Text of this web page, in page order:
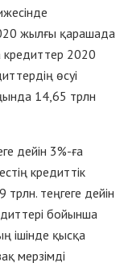
жылғы қарашада
кредиттер 2020
өсуі
14,65 трлн
дейін 3%-ға
кредиттік
теңгеге дейін
бойынша
ішінде қысқа
мерзімді